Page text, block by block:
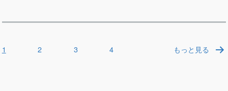
投1 2 3 4 もっと見る